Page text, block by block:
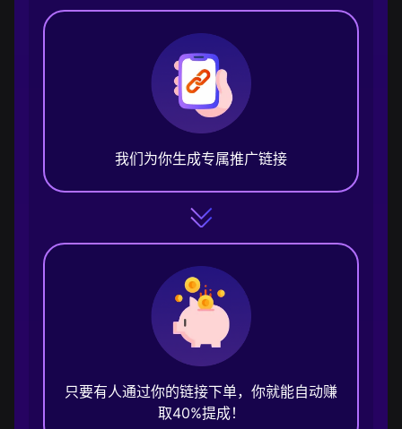
我们为你生成专属推广链接
只要有人通过你的链接下单，你就能自动赚
取40%提成！